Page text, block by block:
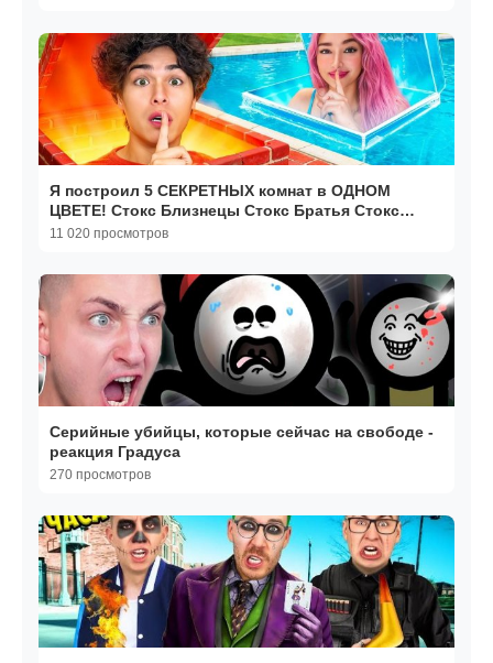
Я построил 5 СЕКРЕТНЫХ комнат в ОДНОМ
ЦВЕТЕ! Стокс Близнецы Стокс Братья Стокс
Твинс Stokes
11 020 просмотров
Серийные убийцы, которые сейчас на свободе -
реакция Градуса
270 просмотров